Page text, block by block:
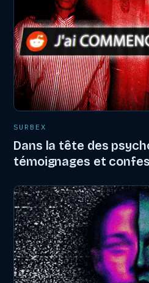
SURBEX
Dans la tête des
témoignages et